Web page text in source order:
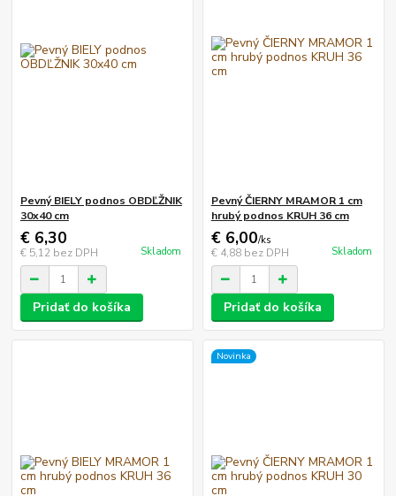
Pevný BIELY podnos OBDĽŽNIK
30x40 cm
€ 6,30
€ 5,12 bez DPH Skladom
Pridať do košíka
Pevný ČIERNY MRAMOR 1 cm
hrubý podnos KRUH 36 cm
€ 6,00/ks
€ 4,88 bez DPH Skladom
Pridať do košíka
Novinka